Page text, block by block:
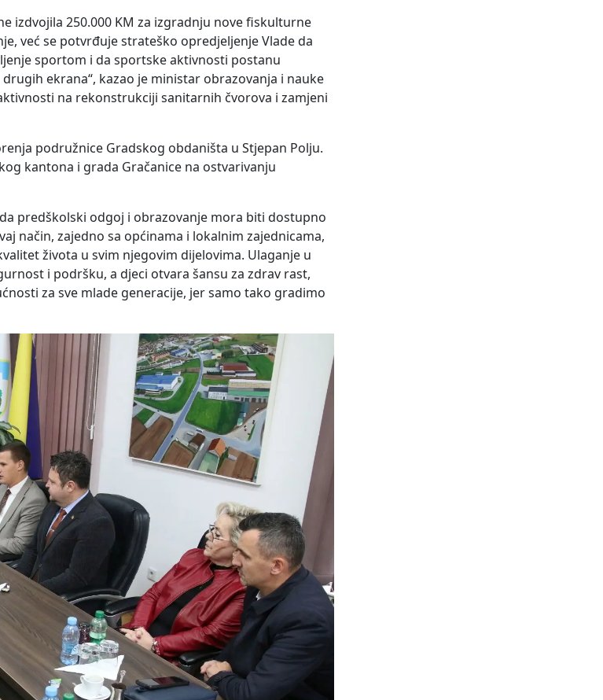
izdvojila 250.000 KM za izgradnju nove fiskulturne
već se potvrđuje strateško opredjeljenje Vlade da
sportom i da sportske aktivnosti postanu
ekrana“, kazao je ministar obrazovanja i nauke
na rekonstrukciji sanitarnih čvorova i zamjeni
podružnice Gradskog obdaništa u Stjepan Polju.
kantona i grada Gračanice na ostvarivanju
predškolski odgoj i obrazovanje mora biti dostupno
način, zajedno sa općinama i lokalnim zajednicama,
života u svim njegovim dijelovima. Ulaganje u
i podršku, a djeci otvara šansu za zdrav rast,
za sve mlade generacije, jer samo tako gradimo